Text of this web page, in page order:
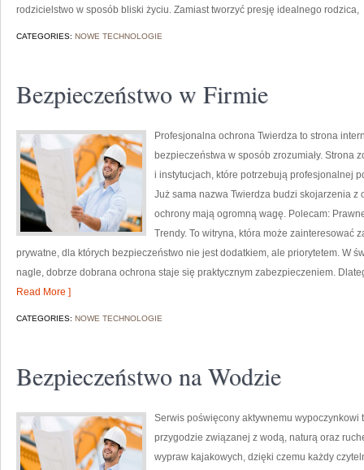
rodzicielstwo w sposób bliski życiu. Zamiast tworzyć presję idealnego rodzica,
CATEGORIES: NOWE TECHNOLOGIE
Bezpieczeństwo w Firmie
Profesjonalna ochrona Twierdza to strona
bezpieczeństwa w sposób zrozumiały. Strona
i instytucjach, które potrzebują profesjonalnej
Już sama nazwa Twierdza budzi skojarzenia
ochrony mają ogromną wagę. Polecam:
Trendy. To witryna, która może zainteresować
prywatne, dla których bezpieczeństwo nie jest dodatkiem, ale priorytetem. W
nagle, dobrze dobrana ochrona staje się praktycznym zabezpieczeniem.
Read More ]
CATEGORIES: NOWE TECHNOLOGIE
Bezpieczeństwo na Wodzie
Serwis poświęcony aktywnemu wypoczynkowi
przygodzie związanej z wodą, naturą oraz
wypraw kajakowych, dzięki czemu każdy